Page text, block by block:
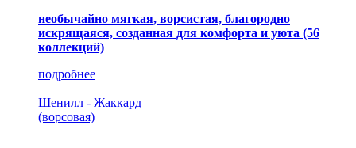
необычайно мягкая, ворсистая, благородно
искрящаяся, созданная для комфорта и уюта (56
коллекций)
подробнее
Шенилл - Жаккард
(ворсовая)